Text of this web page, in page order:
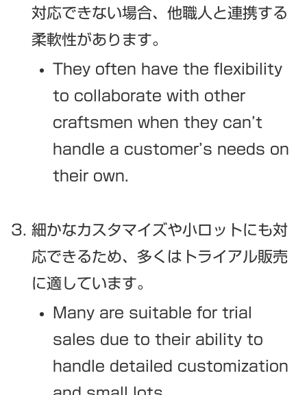
対応できない場合、他職人と連携する
柔軟性があります。
They often have the flexibility
to collaborate with other
craftsmen when they can’t
handle a customer’s needs on
their own.
細かなカスタマイズや小ロットにも対
応できるため、多くはトライアル販売
に適しています。
Many are suitable for trial
sales due to their ability to
handle detailed customization